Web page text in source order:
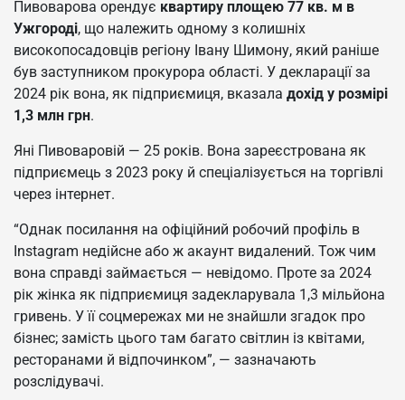
Пивоварова орендує квартиру площею 77 кв. м в
Ужгороді, що належить одному з колишніх
високопосадовців регіону Івану Шимону, який раніше
був заступником прокурора області. У декларації за
2024 рік вона, як підприємиця, вказала дохід у розмірі
1,3 млн грн.
Яні Пивоваровій — 25 років. Вона зареєстрована як
підприємець з 2023 року й спеціалізується на торгівлі
через інтернет.
“Однак посилання на офіційний робочий профіль в
Instagram недійсне або ж акаунт видалений. Тож чим
вона справді займається — невідомо. Проте за 2024
рік жінка як підприємиця задекларувала 1,3 мільйона
гривень. У її соцмережах ми не знайшли згадок про
бізнес; замість цього там багато світлин із квітами,
ресторанами й відпочинком”, — зазначають
розслідувачі.